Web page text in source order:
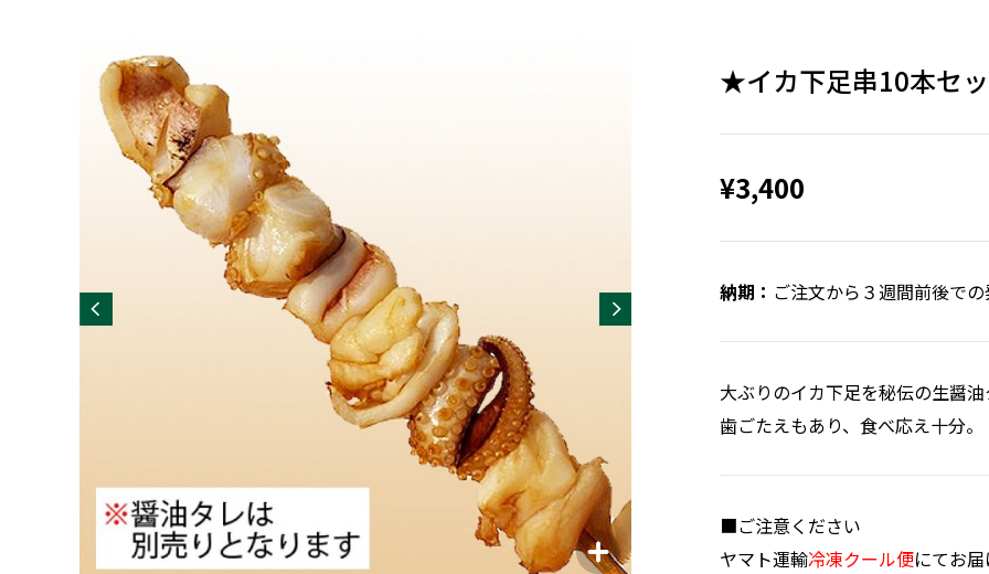
★イカ下足串10本セ
¥3,400
ご注文から３週間前後で
大ぶりのイカ下足を秘伝の生醤
歯ごたえもあり、食べ応え十分
■ご注意ください
ヤマト運輸冷凍クール便にてお届